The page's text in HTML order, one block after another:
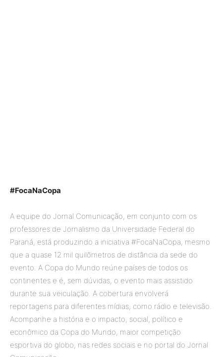
#FocaNaCopa
A equipe do Jornal Comunicação, em conjunto com os
professores de Jornalismo da Universidade Federal do
Paraná, está produzindo a iniciativa #FocaNaCopa, mesmo
que a quase 12 mil quilômetros de distância da sede do
evento. A Copa do Mundo reúne países de todos os
continentes e é, sem dúvidas, o evento mais assistido
durante sua veiculação. A cobertura envolverá
reportagens para diferentes mídias, como rádio e televisão.
Acompanhe a história e o impacto, social, político e
econômico da Copa do Mundo, maior competição
esportiva do globo, nas redes sociais e no portal do Jornal